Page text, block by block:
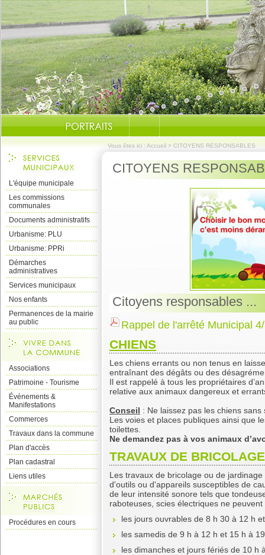
Vous êtes ici : Accueil > CITOYENS RESPONSABLES
L'équipe municipale
Les commissions
communales
Documents administratifs
Urbanisme: PLU
Urbanisme: PPRi
Démarches
administratives
Services municipaux
Nos enfants
Permanences de la mairie
au public
Associations
Patrimoine - Tourisme
Événements &
Manifestations
Commerces
Travaux dans la commune
Plan d'accès
Plan cadastral
Liens utiles
Procédures en cours
CITOYENS
Citoyens responsables ...
Rappel de l'arrêté Municipal
CHIENS
Les chiens errants ou non tenus en
entraînant des dégâts ou des
Il est rappelé à tous les propriétaires
relative aux animaux dangereux et
Conseil : Ne laissez pas les chiens sans
Les voies et places publiques ainsi que
toilettes.
Ne demandez pas à vos animaux
TRAVAUX DE
Les travaux de bricolage ou de
d'outils ou d'appareils susceptibles de
de leur intensité sonore tels que
raboteuses, scies électriques ne
les jours ouvrables de 8 h 30 à 12 h
les samedis de 9 h à 12 h et 15 h à
les dimanches et jours fériés de 10 h